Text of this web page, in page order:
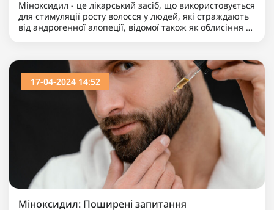
Міноксидил - це лікарський засіб, що використовується
для стимуляції росту волосся у людей, які страждають
від андрогенної алопеції, відомої також як облисіння за
17-04-2024 14:52
Міноксидил: Поширені запитання